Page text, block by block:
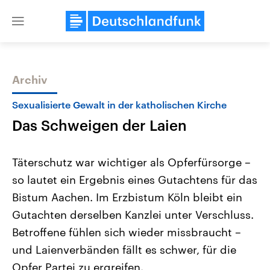
Close
Themen
Landtagswahl Sachsen-Anhalt
2026
Alle Informationen
Sachsen-Anhalt wählt am 6.
September 2026 einen neuen
Bundesland von einer Koalition aus
USA
Aktuelle Beiträge,
Hintergründe
Wirtschaftlich und
gehören die Vereinigten
den mächtigsten Ländern
Archiv
Sexualisierte Gewalt in der katholischen Kirche
Das Schweigen der Laien
Täterschutz war wichtiger als Opferfürsorge –
so lautet ein Ergebnis eines Gutachtens für das
Bistum Aachen. Im Erzbistum Köln bleibt ein
Gutachten derselben Kanzlei unter Verschluss.
Betroffene fühlen sich wieder missbraucht –
und Laienverbänden fällt es schwer, für die
Opfer Partei zu ergreifen.